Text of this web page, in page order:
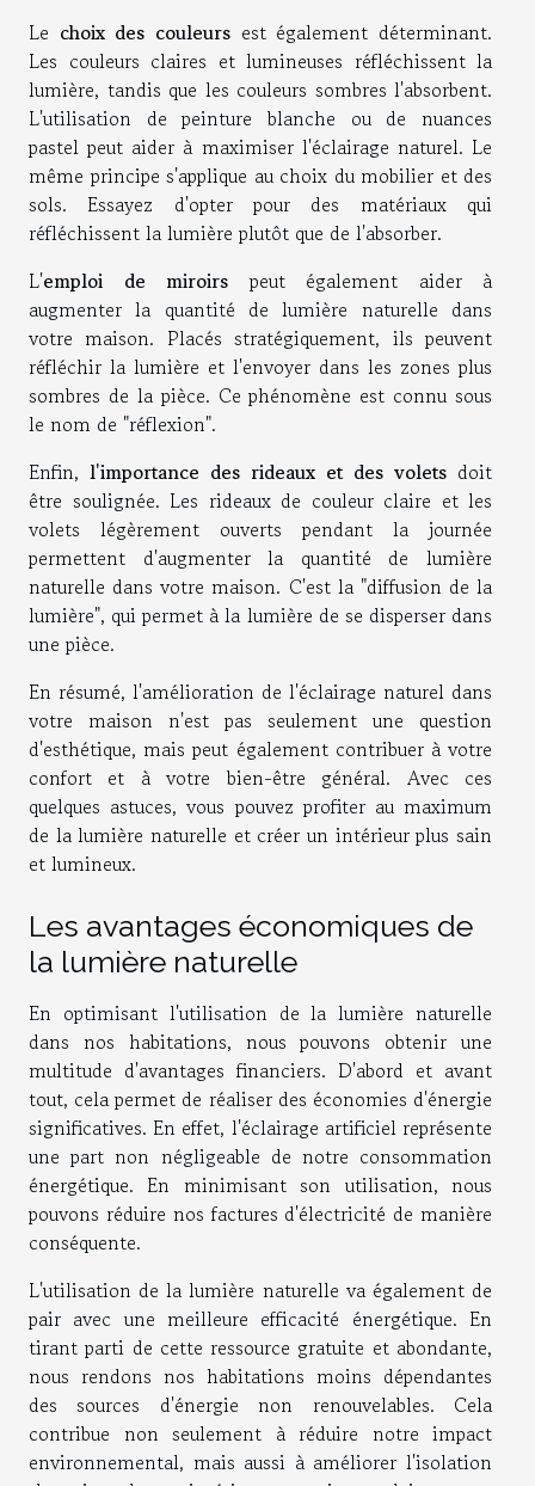
Le choix des couleurs est également déterminant.
Les couleurs claires et lumineuses réfléchissent la
lumière, tandis que les couleurs sombres l'absorbent.
L'utilisation de peinture blanche ou de nuances
pastel peut aider à maximiser l'éclairage naturel. Le
même principe s'applique au choix du mobilier et des
sols. Essayez d'opter pour des matériaux qui
réfléchissent la lumière plutôt que de l'absorber.
L'emploi de miroirs peut également aider à
augmenter la quantité de lumière naturelle dans
votre maison. Placés stratégiquement, ils peuvent
réfléchir la lumière et l'envoyer dans les zones plus
sombres de la pièce. Ce phénomène est connu sous
le nom de "réflexion".
Enfin, l'importance des rideaux et des volets doit
être soulignée. Les rideaux de couleur claire et les
volets légèrement ouverts pendant la journée
permettent d'augmenter la quantité de lumière
naturelle dans votre maison. C'est la "diffusion de la
lumière", qui permet à la lumière de se disperser dans
une pièce.
En résumé, l'amélioration de l'éclairage naturel dans
votre maison n'est pas seulement une question
d'esthétique, mais peut également contribuer à votre
confort et à votre bien-être général. Avec ces
quelques astuces, vous pouvez profiter au maximum
de la lumière naturelle et créer un intérieur plus sain
et lumineux.
Les avantages économiques de
la lumière naturelle
En optimisant l'utilisation de la lumière naturelle
dans nos habitations, nous pouvons obtenir une
multitude d'avantages financiers. D'abord et avant
tout, cela permet de réaliser des économies d'énergie
significatives. En effet, l'éclairage artificiel représente
une part non négligeable de notre consommation
énergétique. En minimisant son utilisation, nous
pouvons réduire nos factures d'électricité de manière
conséquente.
L'utilisation de la lumière naturelle va également de
pair avec une meilleure efficacité énergétique. En
tirant parti de cette ressource gratuite et abondante,
nous rendons nos habitations moins dépendantes
des sources d'énergie non renouvelables. Cela
contribue non seulement à réduire notre impact
environnemental, mais aussi à améliorer l'isolation